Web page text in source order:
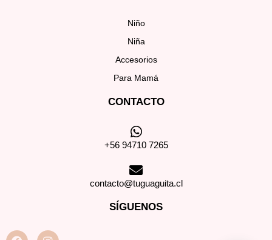
Niño
Niña
Accesorios
Para Mamá
CONTACTO
+56 94710 7265
contacto@tuguaguita.cl
SÍGUENOS